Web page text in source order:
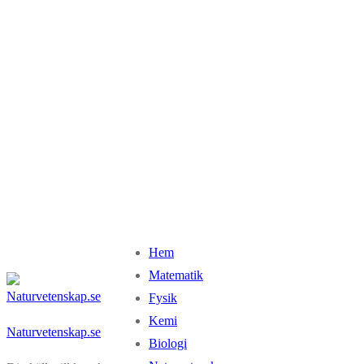
Naturvetenskap.se
Hem
Matematik
Fysik
Kemi
Biologi